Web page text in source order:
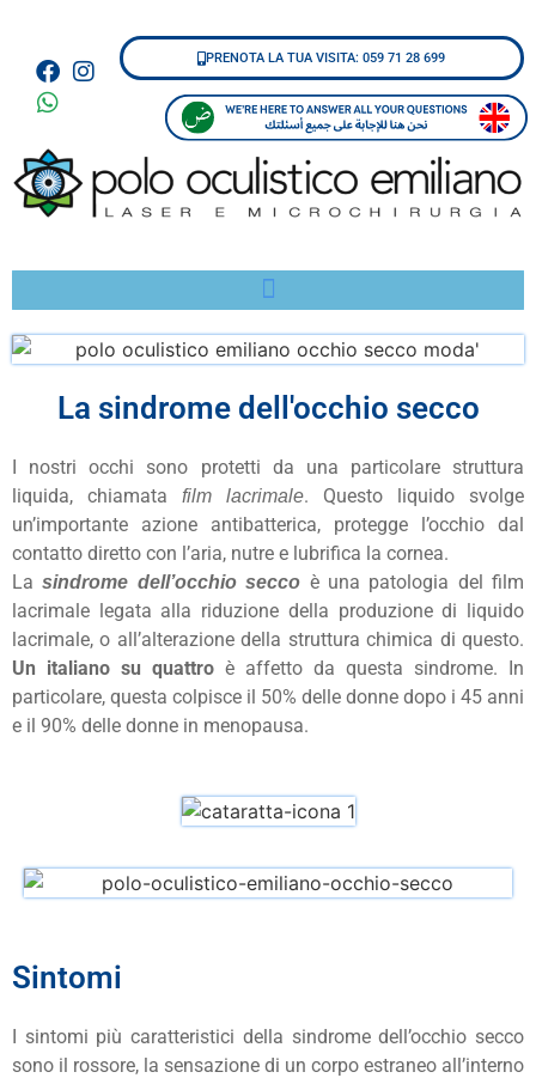
PRENOTA LA TUA VISITA: 059 71 28 699
La sindrome dell'occhio secco
I nostri occhi sono protetti da una particolare struttura
liquida, chiamata film lacrimale. Questo liquido svolge
un’importante azione antibatterica, protegge l’occhio dal
contatto diretto con l’aria, nutre e lubrifica la cornea.
Lasindrome dell’occhio secco è una patologia del film
lacrimale legata alla riduzione della produzione di liquido
lacrimale, o all’alterazione della struttura chimica di questo.
Un italiano su quattro è affetto da questa sindrome. In
particolare, questa colpisce il 50% delle donne dopo i 45 anni
e il 90% delle donne in menopausa.
Sintomi
I sintomi più caratteristici della sindrome dell’occhio secco
sono il rossore, la sensazione di un corpo estraneo all’interno